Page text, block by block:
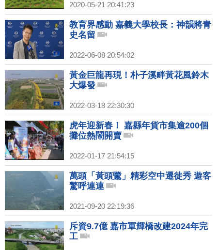
2020-05-21 20:41:23
教育界感動 嘉義大學校長：神韻將青
史名留
2022-06-08 20:54:02
黃金巨龍再現！朴子溪畔黃花風鈴木
大爆發
2022-03-18 22:30:30
虎年迎新春！ 嘉縣年貨市集逾200個
攤位熱鬧開賣
2022-01-17 21:54:15
萬頭「黃頭鷺」精彩空中遷徙秀 遊客
驚呼連連
2021-09-20 22:19:36
斥資9.7億 嘉市軍輝橋改建2024年完
工